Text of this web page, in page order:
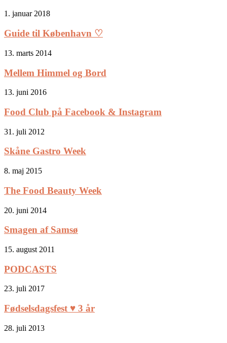
1. januar 2018
Guide til København ♡
13. marts 2014
Mellem Himmel og Bord
13. juni 2016
Food Club på Facebook & Instagram
31. juli 2012
Skåne Gastro Week
8. maj 2015
The Food Beauty Week
20. juni 2014
Smagen af Samsø
15. august 2011
PODCASTS
23. juli 2017
Fødselsdagsfest ♥ 3 år
28. juli 2013